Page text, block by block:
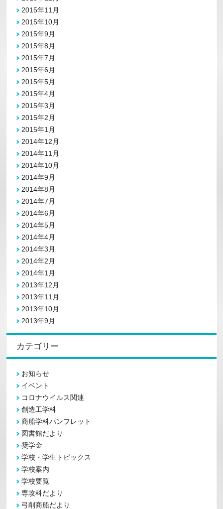
2015年11月
2015年10月
2015年9月
2015年8月
2015年7月
2015年6月
2015年5月
2015年4月
2015年3月
2015年2月
2015年1月
2014年12月
2014年11月
2014年10月
2014年9月
2014年8月
2014年7月
2014年6月
2014年5月
2014年4月
2014年3月
2014年2月
2014年1月
2013年12月
2013年11月
2013年10月
2013年9月
カテゴリー
お知らせ
イベント
コロナウイルス関連
創造工学科
商船学科パンフレット
図書館だより
奨学金
学校・学生トピックス
学校案内
学校要覧
専攻科だより
弓削商船だより